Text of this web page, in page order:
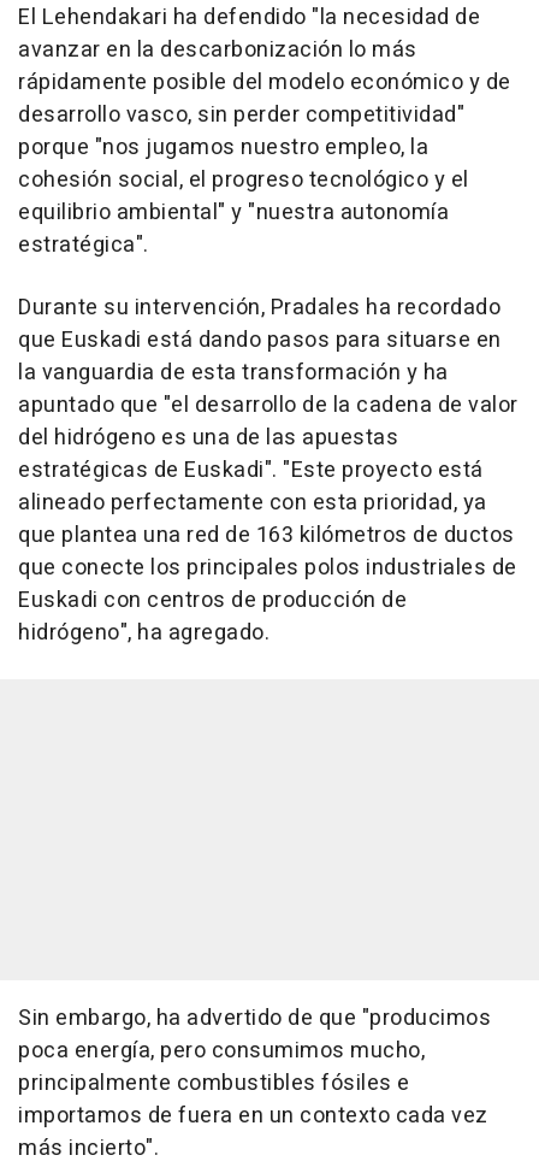
El Lehendakari ha defendido "la necesidad de
avanzar en la descarbonización lo más
rápidamente posible del modelo económico y de
desarrollo vasco, sin perder competitividad"
porque "nos jugamos nuestro empleo, la
cohesión social, el progreso tecnológico y el
equilibrio ambiental" y "nuestra autonomía
estratégica".
Durante su intervención, Pradales ha recordado
que Euskadi está dando pasos para situarse en
la vanguardia de esta transformación y ha
apuntado que "el desarrollo de la cadena de valor
del hidrógeno es una de las apuestas
estratégicas de Euskadi". "Este proyecto está
alineado perfectamente con esta prioridad, ya
que plantea una red de 163 kilómetros de ductos
que conecte los principales polos industriales de
Euskadi con centros de producción de
hidrógeno", ha agregado.
Sin embargo, ha advertido de que "producimos
poca energía, pero consumimos mucho,
principalmente combustibles fósiles e
importamos de fuera en un contexto cada vez
más incierto".